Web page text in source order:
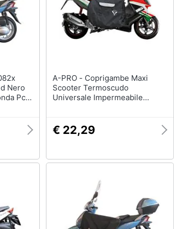
Nero
Pcx
A-PRO - Coprigambe Maxi
Scooter Termoscudo
Universale Impermeabile
€ 22,29